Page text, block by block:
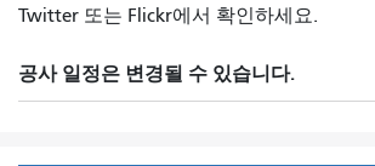
Twitter 또는 Flickr에서 확인하세요.
공사 일정은 변경될 수 있습니다.